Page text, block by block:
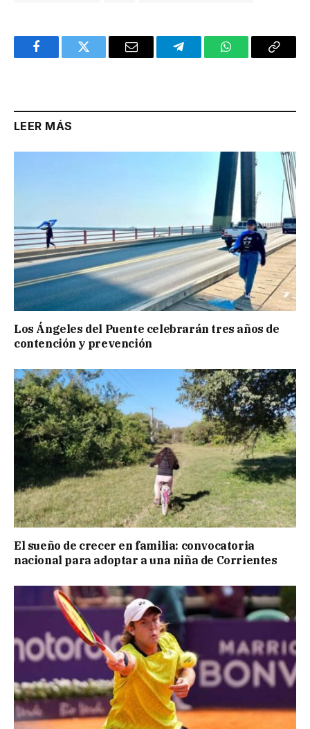
FacebookTwitter Email TelegramWhatsAppCopy
LEER MÁS
Los Ángeles del Puente celebrarán tres años de
contención y prevención
El sueño de crecer en familia: convocatoria
nacional para adoptar a una niña de Corrientes